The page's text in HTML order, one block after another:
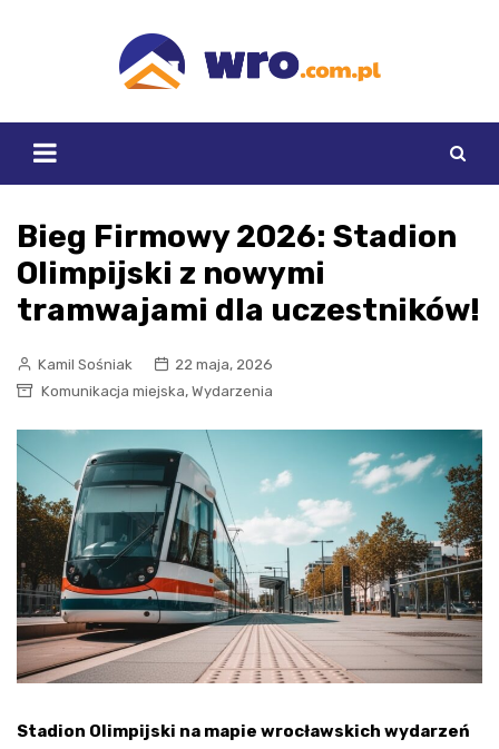
Bieg Firmowy 2026: Stadion
Olimpijski z nowymi
tramwajami dla uczestników!
Kamil Sośniak
22 maja, 2026
Komunikacja miejska, Wydarzenia
Stadion Olimpijski na mapie wrocławskich wydarzeń